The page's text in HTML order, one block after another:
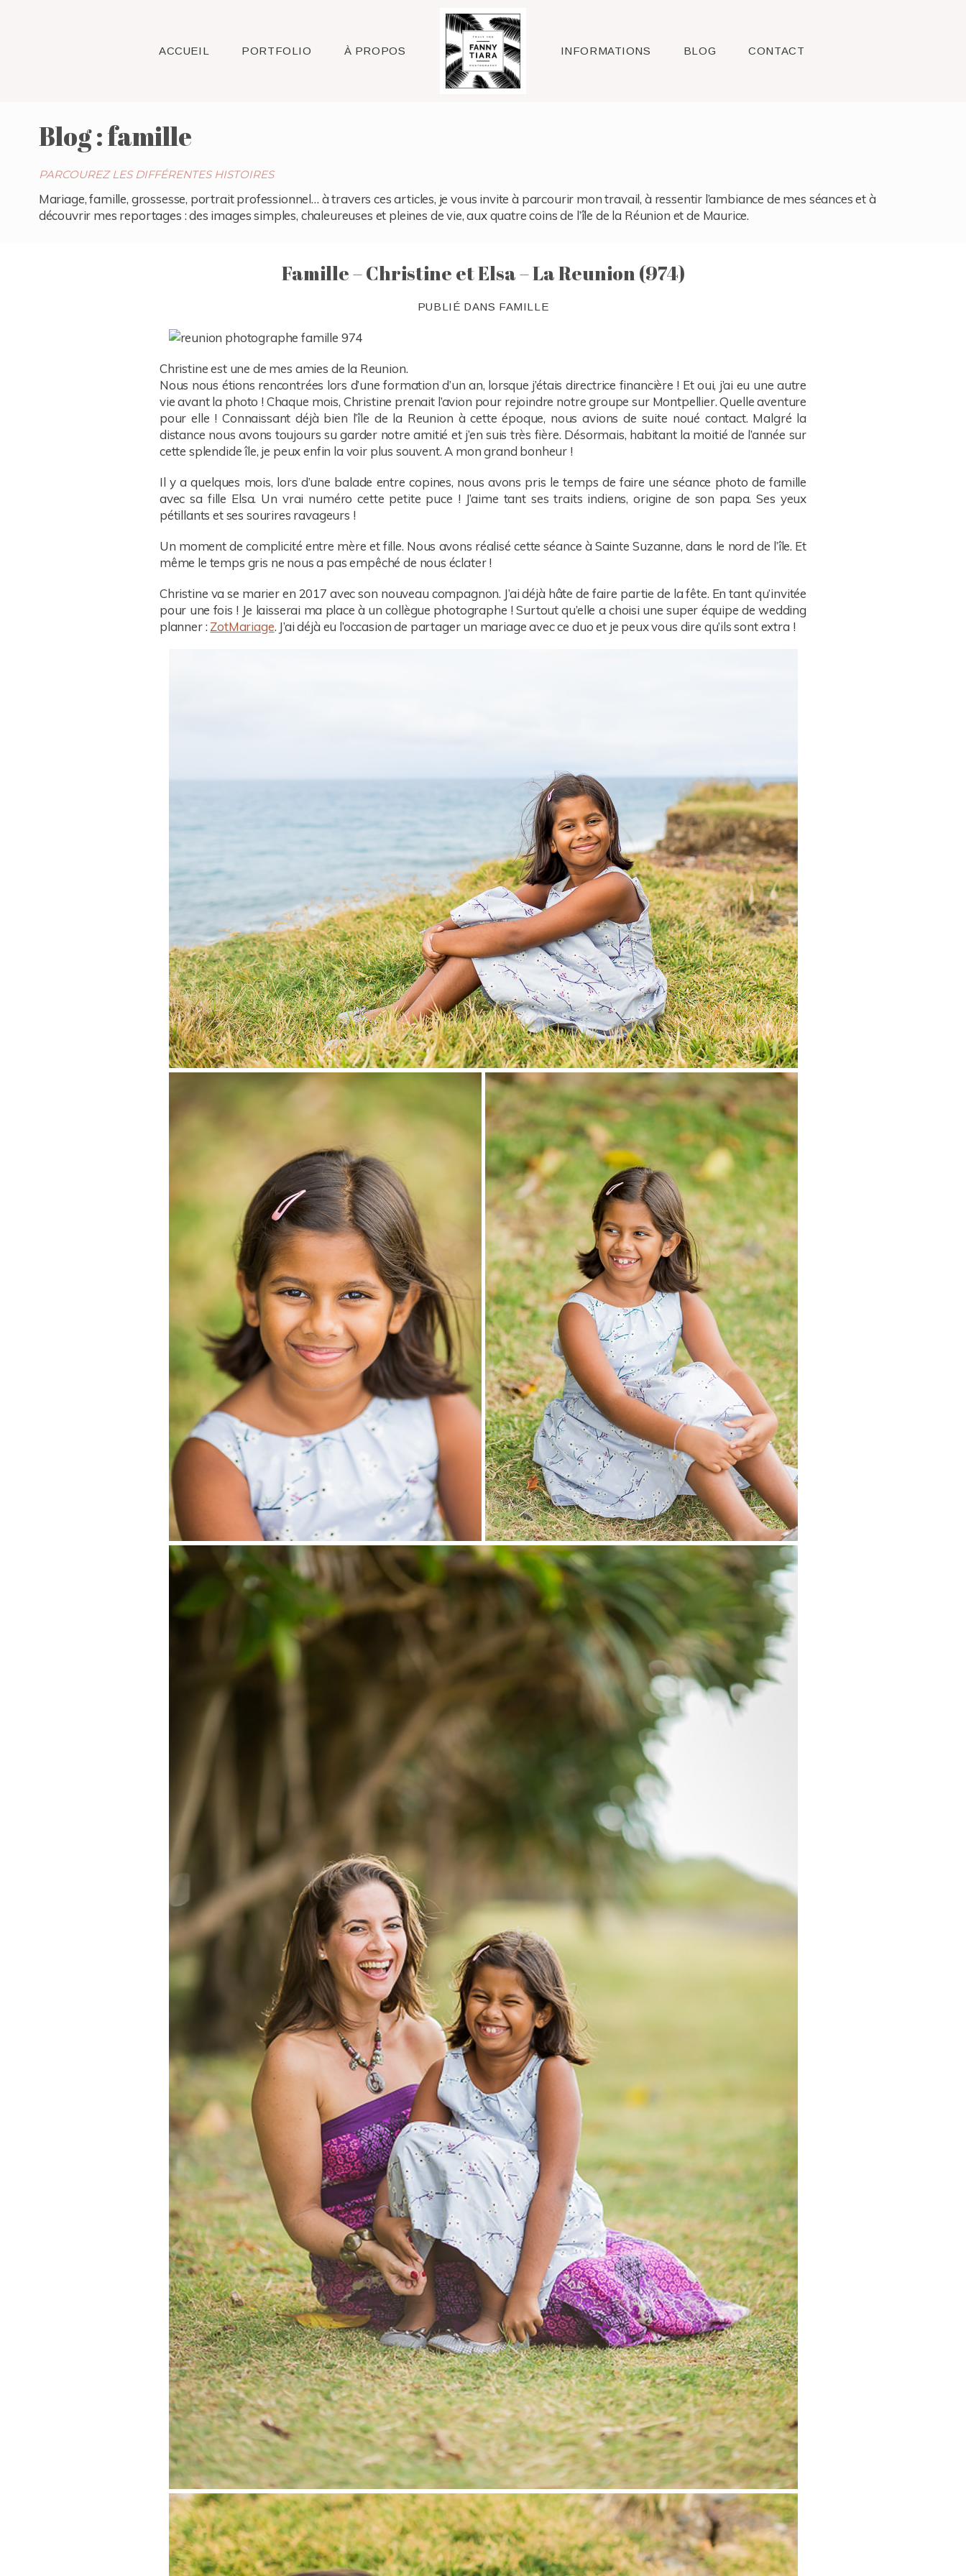
ACCUEIL PORTFOLIO À PROPOS Raleigh INFORMATIONS BLOG CONTACT
Blog : famille
PARCOUREZ LES DIFFÉRENTES HISTOIRES
Mariage, famille, grossesse, portrait professionnel… à travers ces articles, je vous invite à parcourir mon travail, à ressentir l’ambiance de mes séances et à
découvrir mes reportages : des images simples, chaleureuses et pleines de vie, aux quatre coins de l’île de la Réunion et de Maurice.
Famille – Christine et Elsa – La Reunion (974)
PUBLIÉ DANS FAMILLE
Christine est une de mes amies de la Reunion.
Nous nous étions rencontrées lors d’une formation d’un an, lorsque j’étais directrice financière ! Et oui, j’ai eu une autre
vie avant la photo ! Chaque mois, Christine prenait l’avion pour rejoindre notre groupe sur Montpellier. Quelle aventure
pour elle ! Connaissant déjà bien l’île de la Reunion à cette époque, nous avions de suite noué contact. Malgré la
distance nous avons toujours su garder notre amitié et j’en suis très fière. Désormais, habitant la moitié de l’année sur
cette splendide île, je peux enfin la voir plus souvent. A mon grand bonheur !
Il y a quelques mois, lors d’une balade entre copines, nous avons pris le temps de faire une séance photo de famille
avec sa fille Elsa. Un vrai numéro cette petite puce ! J’aime tant ses traits indiens, origine de son papa. Ses yeux
pétillants et ses sourires ravageurs !
Un moment de complicité entre mère et fille. Nous avons réalisé cette séance à Sainte Suzanne, dans le nord de l’île. Et
même le temps gris ne nous a pas empêché de nous éclater !
Christine va se marier en 2017 avec son nouveau compagnon. J’ai déjà hâte de faire partie de la fête. En tant qu’invitée
pour une fois ! Je laisserai ma place à un collègue photographe ! Surtout qu’elle a choisi une super équipe de wedding
planner : ZotMariage. J’ai déjà eu l’occasion de partager un mariage avec ce duo et je peux vous dire qu’ils sont extra !